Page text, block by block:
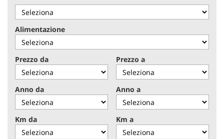
AZIENDA
DOVE SIAMO
CONTATTI
NEWS
AREA COMMERCIANTI
Alimentazione
Prezzo da Prezzo a
Anno da Anno a
Km da Km a
tue
preferenze
di
consenso
alle
tecnologie
di
tracciamento
che
adottiamo
per
offrire
le
funzionalità